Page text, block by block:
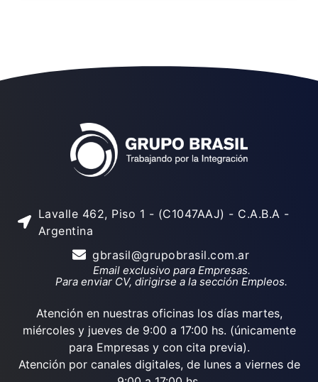
Lavalle 462, Piso 1 - (C1047AAJ) - C.A.B.A -
Argentina
gbrasil@grupobrasil.com.ar
Email exclusivo para Empresas.
Para enviar CV, dirigirse a la sección Empleos.
Atención en nuestras oficinas los días martes,
miércoles y jueves de 9:00 a 17:00 hs. (únicamente
para Empresas y con cita previa).
Atención por canales digitales, de lunes a viernes de